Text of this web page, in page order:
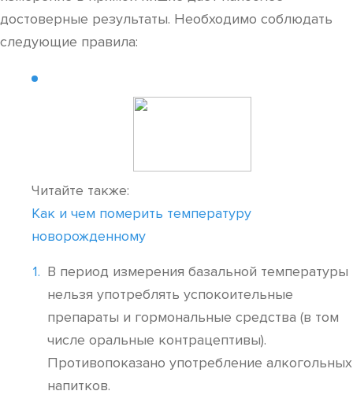
достоверные результаты. Необходимо соблюдать
следующие правила:
Читайте также:
Как и чем померить температуру
новорожденному
В период измерения базальной температуры
нельзя употреблять успокоительные
препараты и гормональные средства (в том
числе оральные контрацептивы).
Противопоказано употребление алкогольных
напитков.